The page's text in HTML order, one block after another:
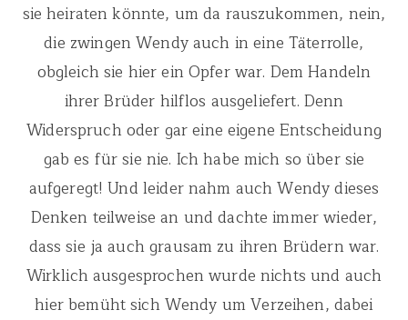
sie heiraten könnte, um da rauszukommen, nein,
die zwingen Wendy auch in eine Täterrolle,
obgleich sie hier ein Opfer war. Dem Handeln
ihrer Brüder hilflos ausgeliefert. Denn
Widerspruch oder gar eine eigene Entscheidung
gab es für sie nie. Ich habe mich so über sie
aufgeregt! Und leider nahm auch Wendy dieses
Denken teilweise an und dachte immer wieder,
dass sie ja auch grausam zu ihren Brüdern war.
Wirklich ausgesprochen wurde nichts und auch
hier bemüht sich Wendy um Verzeihen, dabei